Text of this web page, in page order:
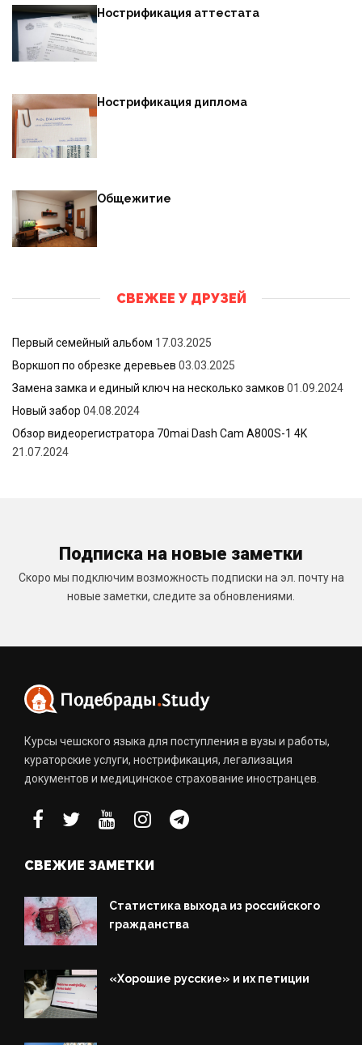
Нострификация аттестата
Нострификация диплома
Общежитие
СВЕЖЕЕ У ДРУЗЕЙ
Первый семейный альбом 17.03.2025
Воркшоп по обрезке деревьев 03.03.2025
Замена замка и единый ключ на несколько замков 01.09.2024
Новый забор 04.08.2024
Обзор видеорегистратора 70mai Dash Cam A800S-1 4K
21.07.2024
Подписка на новые заметки
Скоро мы подключим возможность подписки на эл. почту на
новые заметки, следите за обновлениями.
Курсы чешского языка для поступления в вузы и работы,
кураторские услуги, нострификация, легализация
документов и медицинское страхование иностранцев.
СВЕЖИЕ ЗАМЕТКИ
Статистика выхода из российского
гражданства
«Хорошие русские» и их петиции